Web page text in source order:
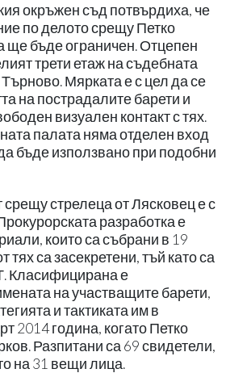
окръжен съд потвърдиха, че
по делото срещу Петко
ще бъде ограничен. Отцепен
трети етаж на съдебната
Мярката е с цел да се
на пострадалите барети и
визуален контакт с тях.
палата няма отделен вход
бъде използвано при подобни
стрелеца от Лясковец е с
разработка е
които са събрани в 19
тях са засекретени, тъй като са
Класифицирана е
на участващите барети,
и тактиката им в
2014 година, когато Петко
Разпитани са 69 свидетели,
на 31 вещи лица.